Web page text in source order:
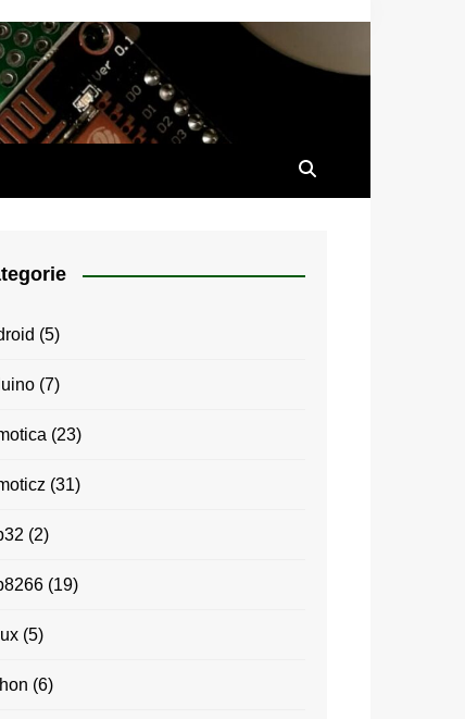
(5)
(7)
(23)
(31)
(2)
(19)
(5)
(6)